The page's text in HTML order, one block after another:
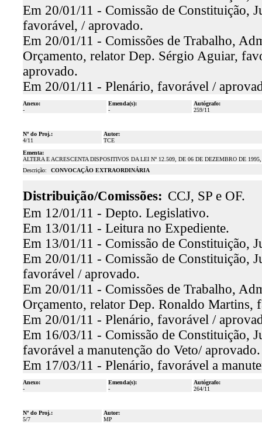
Em 20/01/11 - Comissão de Constituição,
favorável, / aprovado.
Em 20/01/11 - Comissões de Trabalho,
Orçamento, relator Dep. Sérgio Aguiar,
aprovado.
Em 20/01/11 - Plenário, favorável /
Anexo:
-
Emenda(s):
-
Autógrafo:
259/11
Nº do Proj.:
4/11
Autor:
TCE
Ementa:
ALTERA E ACRESCENTA DISPOSITIVOS DA LEI Nº 12.509, DE 06 DE DEZEMBRO DE
Descrição:
CONVOCAÇÃO EXTRAORDINÁRIA
Distribuição/Comissões: CCJ, SP e OF.
Em 12/01/11 - Depto. Legislativo.
Em 13/01/11 - Leitura no Expediente.
Em 13/01/11 - Comissão de Constituição,
Em 20/01/11 - Comissão de Constituição,
favorável / aprovado.
Em 20/01/11 - Comissões de Trabalho,
Orçamento, relator Dep. Ronaldo Martins,
Em 20/01/11 - Plenário, favorável /
Em 16/03/11 - Comissão de Constituição,
favorável a manutenção do Veto/ aprovado.
Em 17/03/11 - Plenário, favorável a
Anexo:
-
Emenda(s):
-
Autógrafo:
264/11
Nº do Proj.:
5/7
Autor:
MP